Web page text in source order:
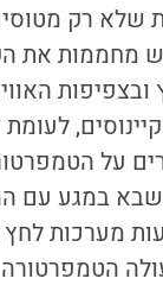
שלא רק
מחממות את
ובצפיפות
על
שבא במגע עם
מערכות